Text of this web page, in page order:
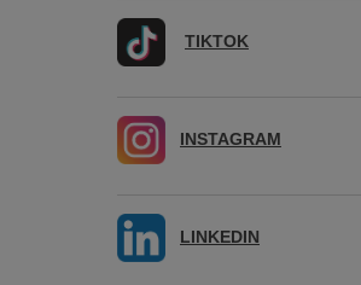
TIKTOK
INSTAGRAM
LINKEDIN